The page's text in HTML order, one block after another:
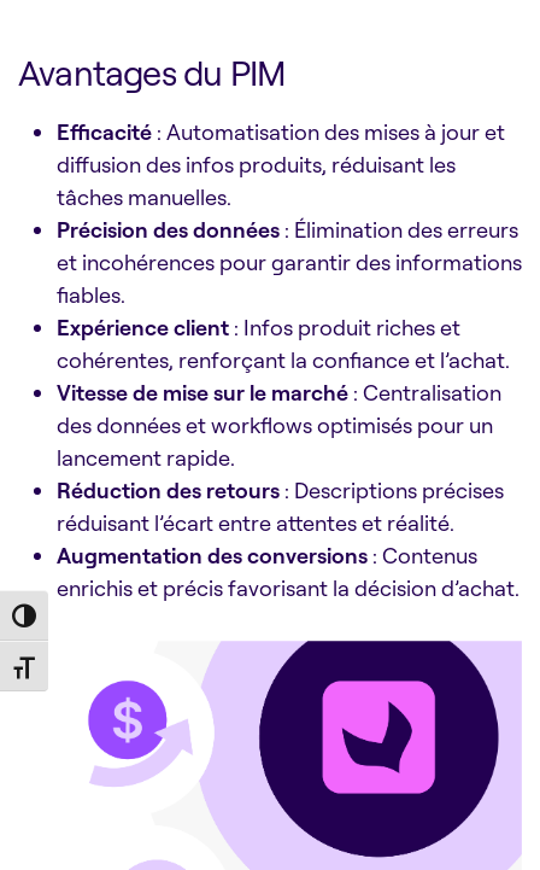
Toggle High Contrast
Toggle Font size
Avantages du PIM
Efficacité : Automatisation des mises à jour et
diffusion des infos produits, réduisant les
tâches manuelles.
Précision des données : Élimination des erreurs
et incohérences pour garantir des informations
fiables.
Expérience client : Infos produit riches et
cohérentes, renforçant la confiance et l’achat.
Vitesse de mise sur le marché : Centralisation
des données et workflows optimisés pour un
lancement rapide.
Réduction des retours : Descriptions précises
réduisant l’écart entre attentes et réalité.
Augmentation des conversions : Contenus
enrichis et précis favorisant la décision d’achat.